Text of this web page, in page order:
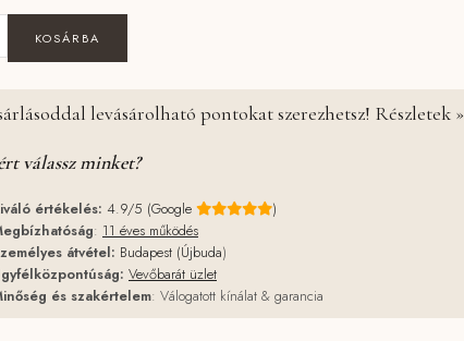
KOSÁRBA
levásárolható pontokat szerezhetsz! Részletek »
válassz minket?
értékelés: 4.9/5 (Google
)
: 11 éves működés
átvétel: Budapest (Újbuda)
Vevőbarát üzlet
és szakértelem: Válogatott kínálat & garancia